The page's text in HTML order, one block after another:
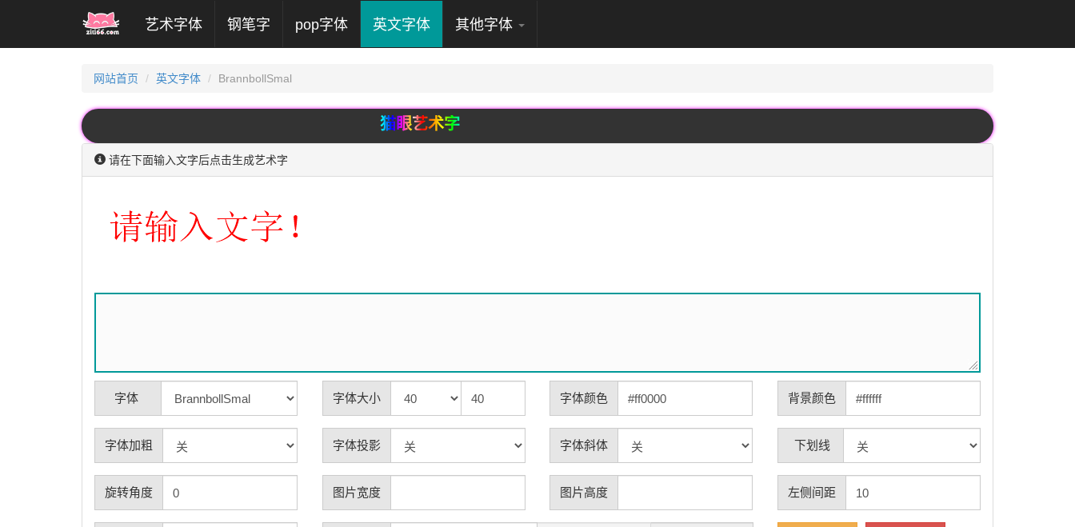
艺术字体(current)
钢笔字 pop字体 英文字体 其他字体
网站首页 英文字体 BrannbollSmal
猫眼艺术字
请在下面输入文字后点击生成艺术字
字体 字体大小 字体颜色 背景颜色
字体加粗 字体投影 字体斜体 下划线
旋转角度 图片宽度 图片高度 左侧间距